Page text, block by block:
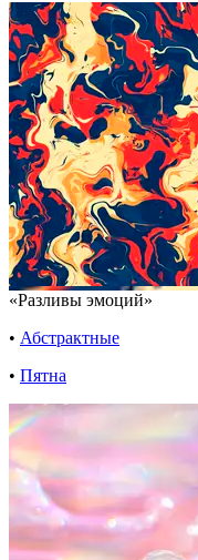
«Разливы эмоций»
• Абстрактные
• Пятна